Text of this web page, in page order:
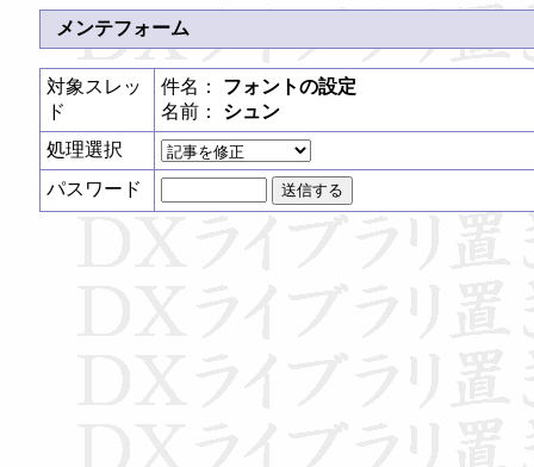
メンテフォーム
対象スレッ
ド
件名： フォントの設定
名前： シュン
処理選択
パスワード